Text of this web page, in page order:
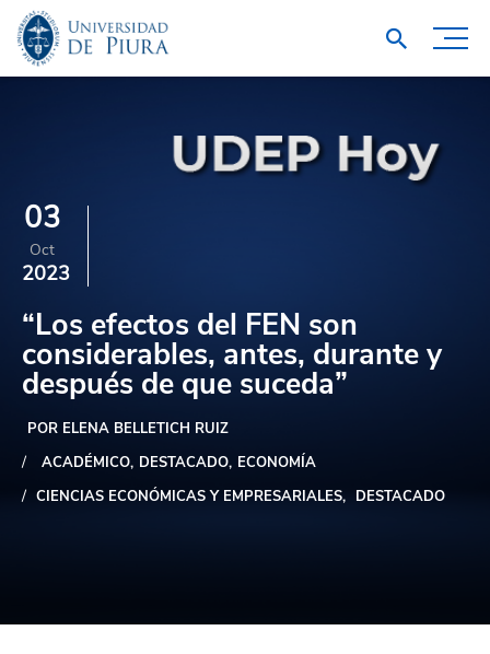
03
Oct
2023
“Los efectos del FEN son
considerables, antes, durante y
después de que suceda”
POR ELENA BELLETICH RUIZ
ACADÉMICO DESTACADO ECONOMÍA
CIENCIAS ECONÓMICAS Y EMPRESARIALES
DESTACADO